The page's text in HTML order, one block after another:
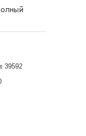
39592